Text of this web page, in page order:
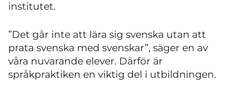
institutet.
”Det går inte att lära sig svenska utan att
prata svenska med svenskar”, säger en av
våra nuvarande elever. Därför är
språkpraktiken en viktig del i utbildningen.